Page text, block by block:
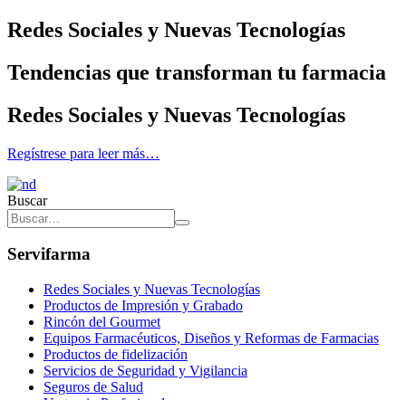
Redes Sociales y Nuevas Tecnologías
Tendencias que transforman tu farmacia
Redes Sociales y Nuevas Tecnologías
Regístrese para leer más…
Buscar
Servifarma
Redes Sociales y Nuevas Tecnologías
Productos de Impresión y Grabado
Rincón del Gourmet
Equipos Farmacéuticos, Diseños y Reformas de Farmacias
Productos de fidelización
Servicios de Seguridad y Vigilancia
Seguros de Salud